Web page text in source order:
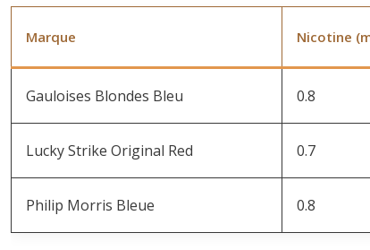
Marque Nicotine
Gauloises Blondes Bleu 0.8
Lucky Strike Original Red 0.7
Philip Morris Bleue 0.8